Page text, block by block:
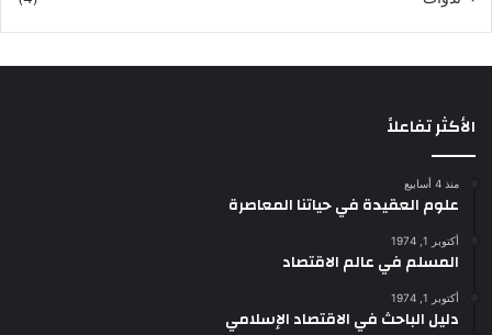
الأكثر تفاعلاً
منذ 4 أسابيع
علوم العقيدة في حياتنا المعاصرة
أكتوبر 1, 1974
المسلم في عالم الاقتصاد
أكتوبر 1, 1974
دليل الباحث في الاقتصاد الإسلامي